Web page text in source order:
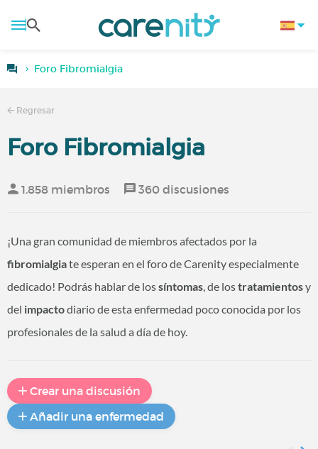
Foro Fibromialgia
Regresar
Foro Fibromialgia
1.858 miembros 360 discusiones
¡Una gran comunidad de miembros afectados por la
fibromialgiate esperan en el foro de Carenity especialmente
dedicado! Podrás hablar de lossíntomas, de lostratamientosy
del impactodiario de esta enfermedad poco conocida por los
profesionales de la salud a día de hoy.
Crear una discusión
Añadir una enfermedad